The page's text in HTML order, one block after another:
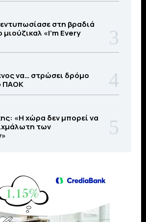
στη βραδιά
«I’m Every
να… στρώσει δρόμο
ΠΑΟΚ
«Η χώρα δεν μπορεί να
των